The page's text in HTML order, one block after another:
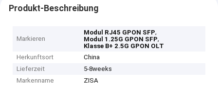
Produkt-Beschreibung
Markieren
Modul RJ45 GPON SFP,
Modul 1.25G GPON SFP,
Klasse B+ 2.5G GPON OLT
Herkunftsort
China
Lieferzeit
5-8weeks
Markenname
ZISA